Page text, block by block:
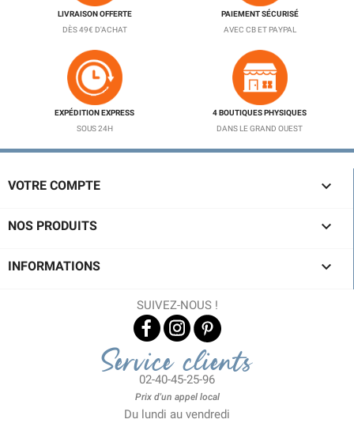
LIVRAISON OFFERTE
DÈS 49€ D'ACHAT
PAIEMENT SÉCURISÉ
AVEC CB ET PAYPAL
EXPÉDITION EXPRESS
SOUS 24H
4 BOUTIQUES PHYSIQUES
DANS LE GRAND OUEST
VOTRE COMPTE 
NOS PRODUITS 
INFORMATIONS 
SUIVEZ-NOUS !
Service clients
02-40-45-25-96
Prix d'un appel local
Du lundi au vendredi